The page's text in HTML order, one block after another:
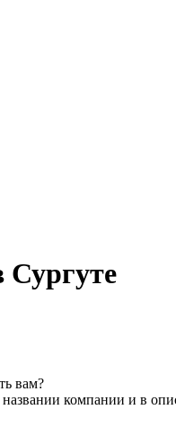
Сургуте
вам?
компании и в